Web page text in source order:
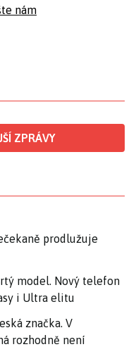
nám
ZPRÁVY
prodlužuje
model. Nový telefon
i Ultra elitu
značka. V
rozhodně není